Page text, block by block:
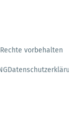
vorbehalten